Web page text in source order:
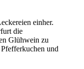
einher.
die
Glühwein zu
und